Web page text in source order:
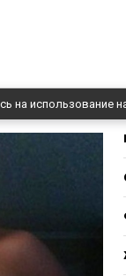
на использование